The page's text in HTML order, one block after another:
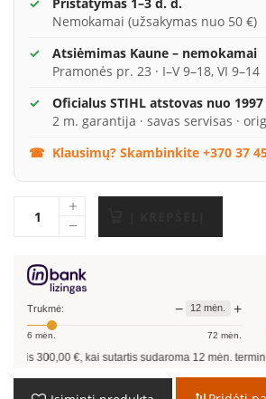
Nemokamai (užsakymas nuo 50 €)
Atsiėmimas Kaune – nemokamai
Pramonės pr. 23 · I–V 9–18, VI 9–14
Oficialus STIHL atstovas nuo
2 m. garantija · savas servisas ·
Klausimų? Skambinkite +370 37
Trukmė: − 12 mėn. +
6 mėn. 72 mėn.
€, kai sutartis sudaroma12mėn. terminui,